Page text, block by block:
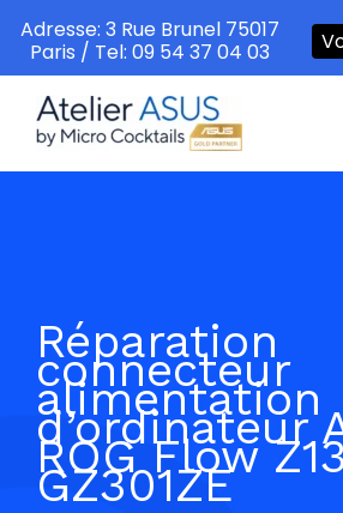
contenu
Réparation
connecteur
alimentation
d’ordinateur
ROG Flow
GZ301ZE
Adresse: 3 Rue Brunel 75017
Paris / Tel: 09 54 37 04 03